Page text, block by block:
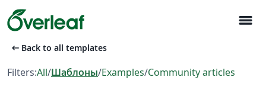
menu
arrow_left_alt Back to all templates
Filters:All/Шаблоны/Examples/Community articles